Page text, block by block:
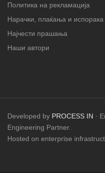
Политика на рекламација
Нарачки, плаќања и испорака
Најчести прашања
Наши автори
Developed by PROCESS IN ·
Engineering Partner.
Hosted on enterprise